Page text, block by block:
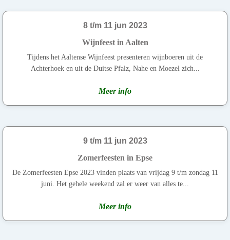
8 t/m 11 jun 2023
Wijnfeest in Aalten
Tijdens het Aaltense Wijnfeest presenteren wijnboeren uit de
Achterhoek en uit de Duitse Pfalz, Nahe en Moezel zich...
Meer info
9 t/m 11 jun 2023
Zomerfeesten in Epse
De Zomerfeesten Epse 2023 vinden plaats van vrijdag 9 t/m zondag 11
juni. Het gehele weekend zal er weer van alles te...
Meer info